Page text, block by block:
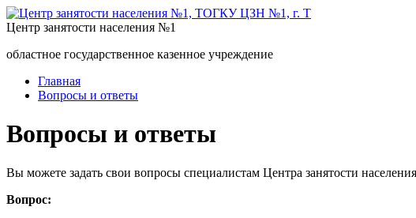
Центр занятости населения №1
областное государственное казенное учреждение
Главная
Вопросы и ответы
Вопросы и ответы
Вы можете задать свои вопросы специалистам Центра занятости
Вопрос: